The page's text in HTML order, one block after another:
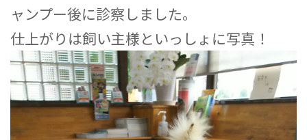
ャンプー後に診察しました。
仕上がりは飼い主様といっしょに写真！